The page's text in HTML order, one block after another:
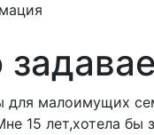
для малоимущих
15 лет,хотела бы